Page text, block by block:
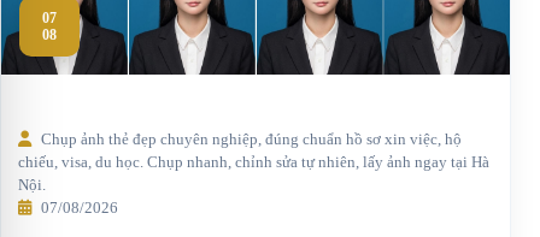
07
08
Chụp ảnh thẻ đẹp chuyên nghiệp, đúng chuẩn hồ sơ xin việc, hộ
chiếu, visa, du học. Chụp nhanh, chỉnh sửa tự nhiên, lấy ảnh ngay tại Hà
Nội.
07/08/2026